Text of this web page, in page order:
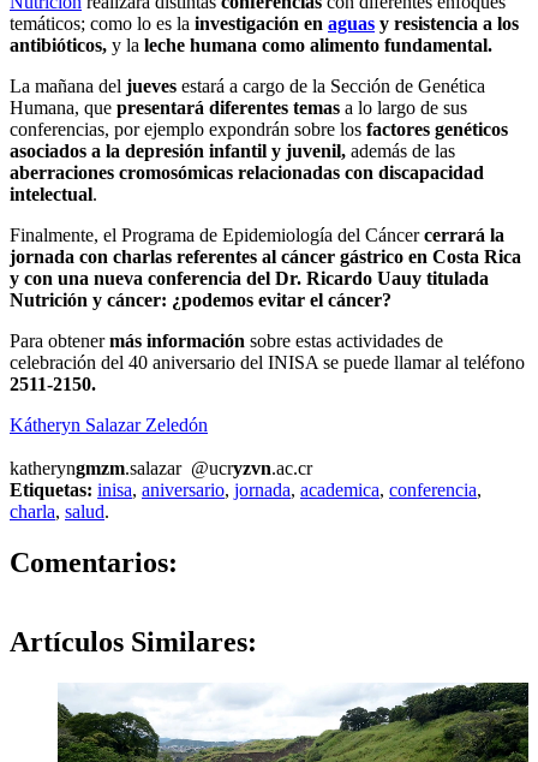
temáticos; como lo es la investigación en aguas y resistencia a los
antibióticos, y la leche humana como alimento fundamental.
La mañana del jueves estará a cargo de la Sección de Genética
Humana, que presentará diferentes temas a lo largo de sus
conferencias, por ejemplo expondrán sobre los factores genéticos
asociados a la depresión infantil y juvenil, además de las
aberraciones cromosómicas relacionadas con discapacidad
intelectual.
Finalmente, el Programa de Epidemiología del Cáncercerrará la
jornada con charlas referentes al cáncer gástrico en Costa Rica
y con una nueva conferencia del Dr. Ricardo Uauy titulada
Nutrición y cáncer: ¿podemos evitar el cáncer?
Para obtenermás información sobre estas actividades de
celebración del 40 aniversario del INISA se puede llamar al teléfono
2511-2150.
Kátheryn Salazar Zeledón
katheryngmzm.salazar @ucryzvn.ac.cr
Etiquetas: inisa, aniversario, jornada, academica, conferencia,
charla, salud.
Comentarios:
Artículos Similares: